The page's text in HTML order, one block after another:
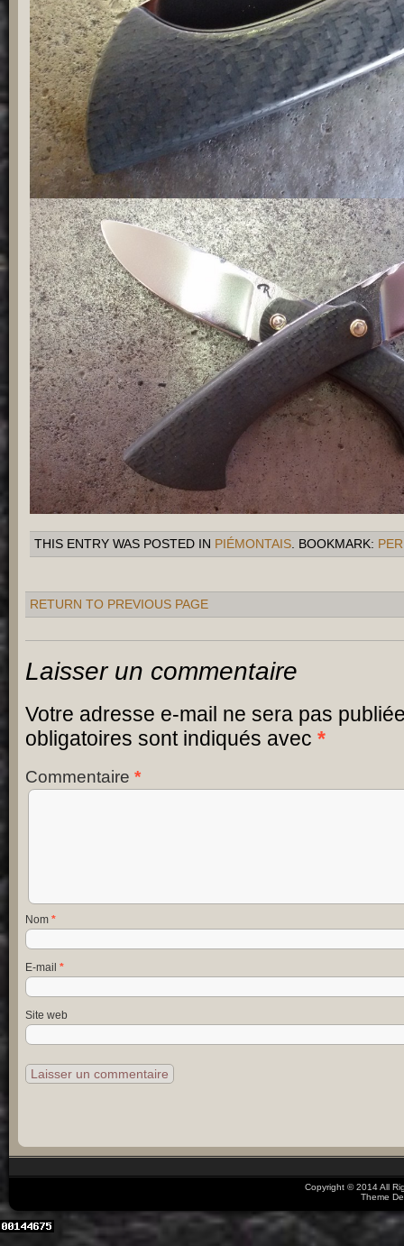
THIS ENTRY WAS POSTED IN PIÉMONTAIS. BOOKMARK:
RETURN TO PREVIOUS PAGE
Laisser un commentaire
Votre adresse e-mail ne sera pas
obligatoires sont indiqués avec *
Commentaire *
Nom *
E-mail *
Site web
Copyright © 2014 All
Theme